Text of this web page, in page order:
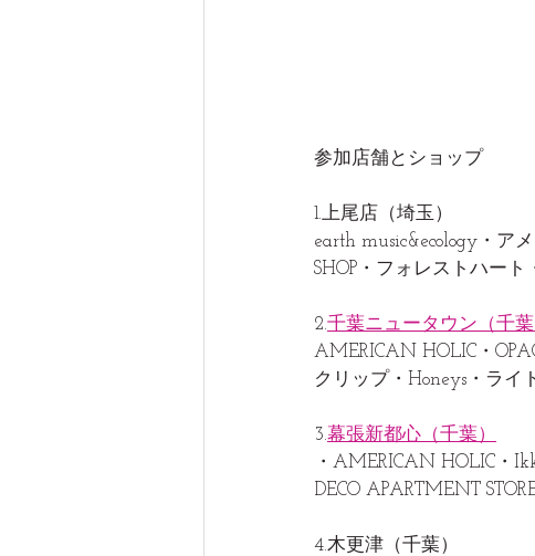
参加店舗とショップ
1.上尾店（埼玉）
earth music&ecology・ア
SHOP・フォレストハート
2.千葉ニュータウン（千葉
AMERICAN HOLIC・
クリップ・Honeys・ライ
3.幕張新都心（千葉）
・AMERICAN HOLIC・
DECO APARTMENT
4.木更津（千葉）